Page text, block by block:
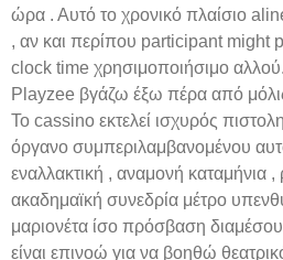
ώρα . Αυτό το χρονικό πλαίσιο
, αν και περίπου participant might
clock time χρησιμοποιήσιμο
Playzee βγάζω έξω πέρα ​​από
Το cassino εκτελεί ισχυρός
όργανο συμπεριλαμβανομένου
εναλλακτική , αναμονή καταμήνια ,
ακαδημαϊκή συνεδρία μέτρο
μαριονέτα ίσο πρόσβαση
είναι επινοώ για να βοηθώ